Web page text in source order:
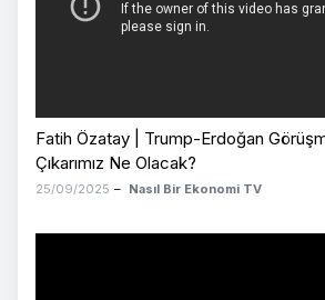
Fatih Özatay | Trump-Erdoğan
Çıkarımız Ne Olacak?
25/09/2025 – Nasıl Bir Ekonomi TV